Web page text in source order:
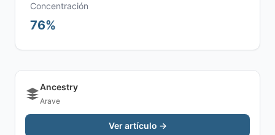
Concentración
76%
Ancestry
Arave
Ver artículo →